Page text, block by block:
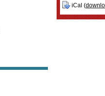
iCal (